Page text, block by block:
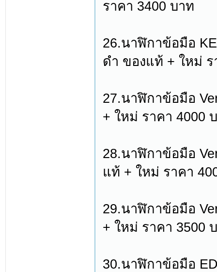
ราคา 3400 บาท
26.นาฬิกาข้อมือ
ดำ ของแท้ + ใหม่
27.นาฬิกาข้อมือ
+ ใหม่ ราคา 4000
28.นาฬิกาข้อมือ
แท้ + ใหม่ ราคา
29.นาฬิกาข้อมือ
+ ใหม่ ราคา 3500
30.นาฬิกาข้อมือ